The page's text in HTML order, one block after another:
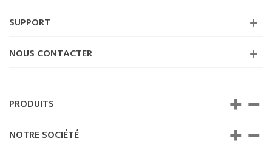
SUPPORT
NOUS CONTACTER
PRODUITS
NOTRE SOCIÉTÉ